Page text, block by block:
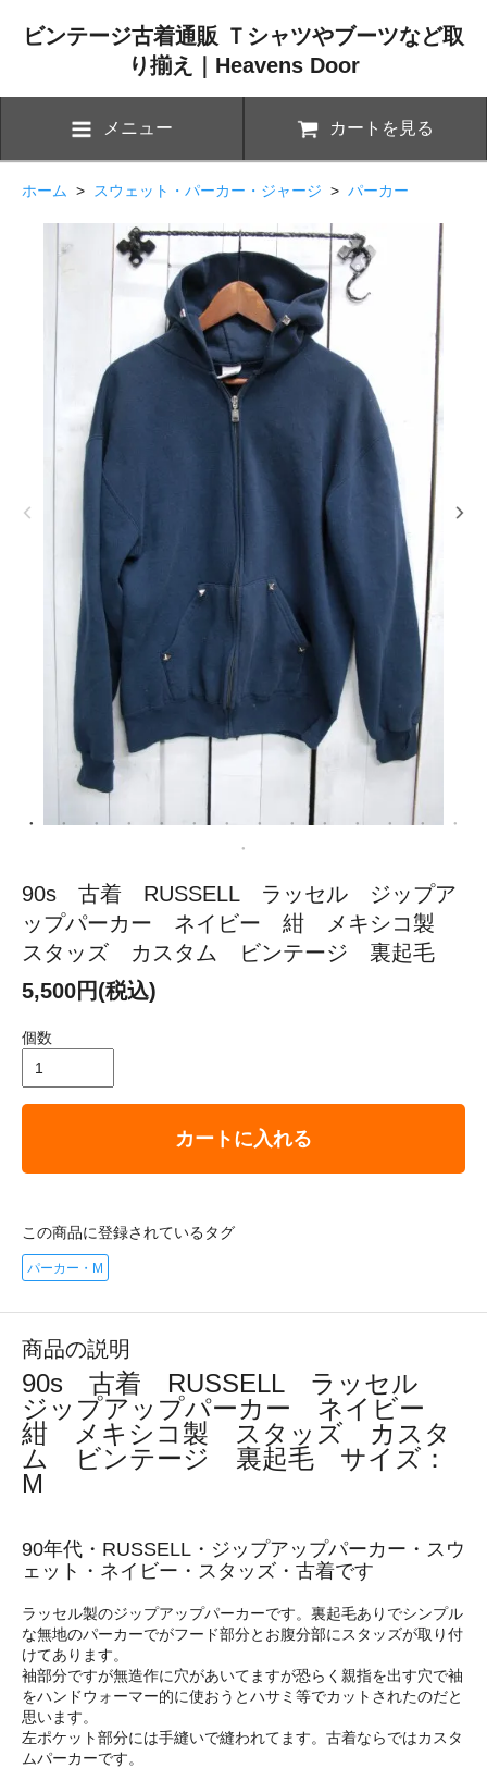
ビンテージ古着通販 Ｔシャツやブーツなど取
り揃え｜Heavens Door
メニュー カートを見る
ホーム > スウェット・パーカー・ジャージ > パーカー
90s 古着 RUSSELL ラッセル ジップア
ップパーカー ネイビー 紺 メキシコ製
スタッズ カスタム ビンテージ 裏起毛
5,500円(税込)
個数
カートに入れる
この商品に登録されているタグ
パーカー・M
商品の説明
90s 古着 RUSSELL ラッセル
ジップアップパーカー ネイビー
紺 メキシコ製 スタッズ カスタ
ム ビンテージ 裏起毛 サイズ：
M
90年代・RUSSELL・ジップアップパーカー・スウ
ェット・ネイビー・スタッズ・古着です
ラッセル製のジップアップパーカーです。裏起毛ありでシンプル
な無地のパーカーでがフード部分とお腹分部にスタッズが取り付
けてあります。
袖部分ですが無造作に穴があいてますが恐らく親指を出す穴で袖
をハンドウォーマー的に使おうとハサミ等でカットされたのだと
思います。
左ポケット部分には手縫いで縫われてます。古着ならではカスタ
ムパーカーです。